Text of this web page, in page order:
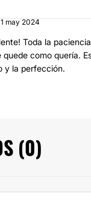
may 2024
Toda la
como quería.
y la perfección.
(0)